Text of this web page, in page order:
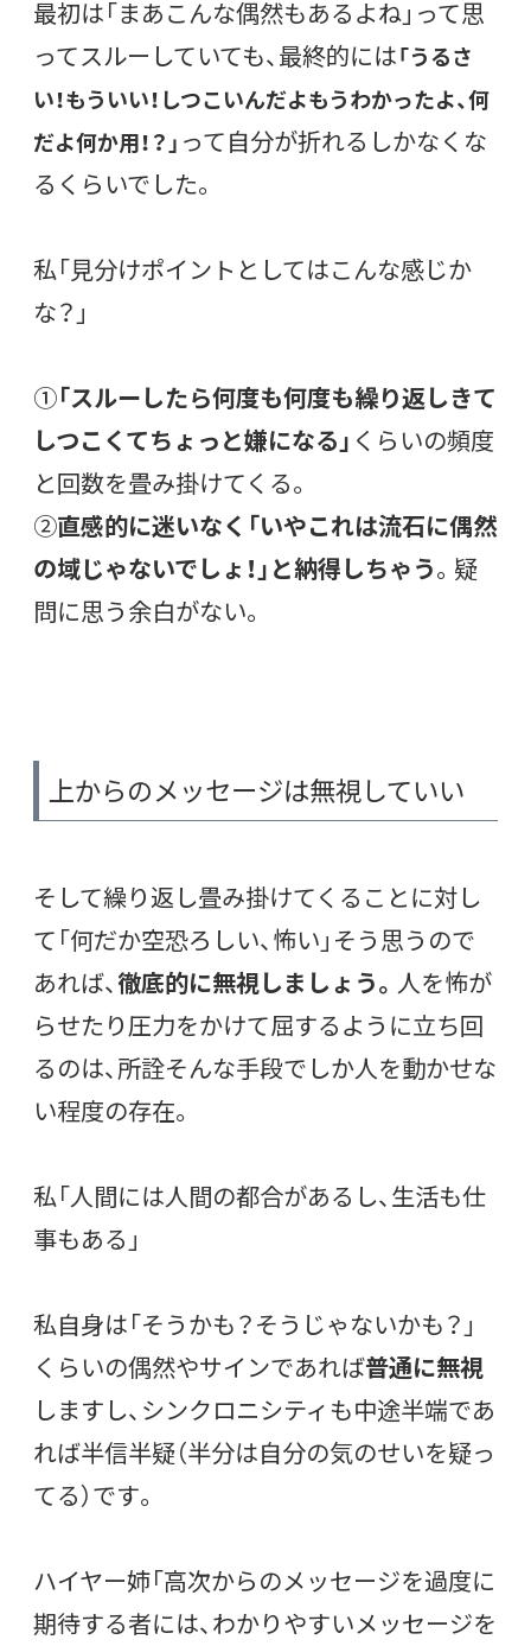
最初は「まあこんな偶然もあるよね」って思
ってスルーしていても、最終的には「うるさ
い！もういい！しつこいんだよもうわかったよ、何
だよ何か用！？」 って自分が折れるしかなくな
るくらいでした。
私「見分けポイントとしてはこんな感じか
な？」
①「スルーしたら何度も何度も繰り返しきて
しつこくてちょっと嫌になる」 くらいの頻度
と回数を畳み掛けてくる。
②直感的に迷いなく「いやこれは流石に偶然
の域じゃないでしょ！」と納得しちゃう。疑
問に思う余白がない。
上からのメッセージは無視していい
そして繰り返し畳み掛けてくることに対し
て「何だか空恐ろしい、怖い」そう思うので
あれば、徹底的に無視しましょう。 人を怖が
らせたり圧力をかけて屈するように立ち回
るのは、所詮そんな手段でしか人を動かせな
い程度の存在。
私「人間には人間の都合があるし、生活も仕
事もある」
私自身は「そうかも？そうじゃないかも？」
くらいの偶然やサインであれば普通に無視
しますし、シンクロニシティも中途半端であ
れば半信半疑（半分は自分の気のせいを疑っ
てる）です。
ハイヤー姉「高次からのメッセージを過度に
期待する者には、わかりやすいメッセージを